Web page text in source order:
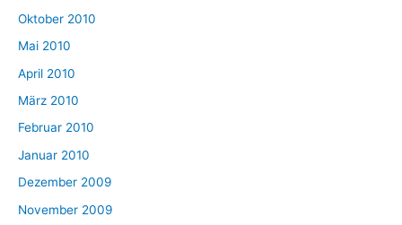
Oktober 2010
Mai 2010
April 2010
März 2010
Februar 2010
Januar 2010
Dezember 2009
November 2009